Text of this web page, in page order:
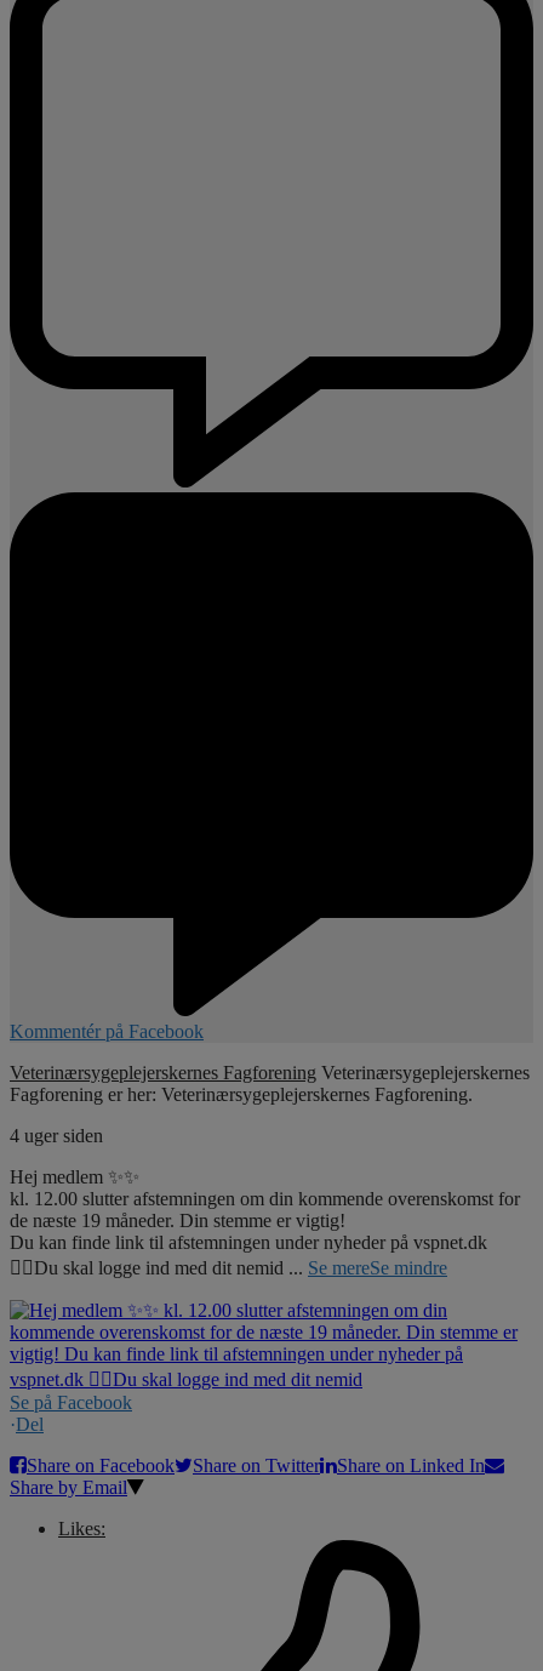
Kommentér på Facebook
Veterinærsygeplejerskernes Fagforening Veterinærsygeplejerskernes
Fagforening er her: Veterinærsygeplejerskernes Fagforening.
4 uger siden
Hej medlem ✨✨
kl. 12.00 slutter afstemningen om din kommende overenskomst for
de næste 19 måneder. Din stemme er vigtig!
Du kan finde link til afstemningen under nyheder på vspnet.dk
☝🏼Du skal logge ind med dit nemid ... Se mereSe mindre
Se på Facebook
·Del
Share on Facebook
Share on Twitter
Share on Linked In
Share by Email
Likes: